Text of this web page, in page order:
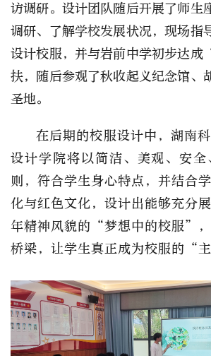
访调研。设计团队随后开展了师生
调研、了解学校发展状况，现场指
设计校服，并与岩前中学初步达
扶，随后参观了秋收起义纪念馆、
圣地。
在后期的校服设计中，湖南
设计学院将以简洁、美观、安
则，符合学生身心特点，并结合
化与红色文化，设计出能够充分
年精神风貌的“梦想中的校服”
桥梁，让学生真正成为校服的“